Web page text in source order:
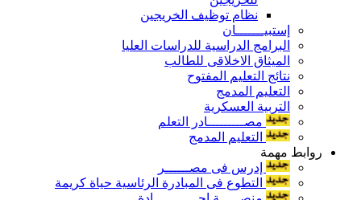
نظام توظيف الخريجين
إستبيـــــــان
البرامج الدراسية للدراسات العليا
الميثاق الاخلاقى للطالب
نتائج التعليم المفتوح
التعليم المدمج
التربية العسكرية
مصـــــــــادر التعلم
التعليم المدمج
روابط مهمة
إدرس فى مصــــــر
التطوع فى المبادرة الرئاسية حياة كريمة